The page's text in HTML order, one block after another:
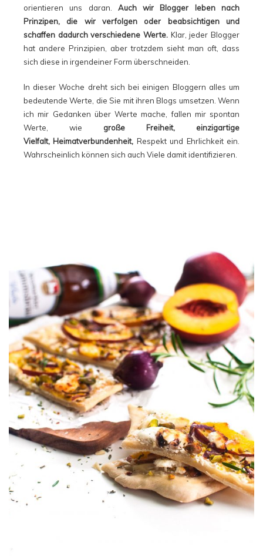
orientieren uns daran. Auch wir Blogger leben nach
Prinzipen, die wir verfolgen oder beabsichtigen und
schaffen dadurch verschiedene Werte. Klar, jeder Blogger
hat andere Prinzipien, aber trotzdem sieht man oft, dass
sich diese in irgendeiner Form überschneiden.
In dieser Woche dreht sich bei einigen Bloggern alles um
bedeutende Werte, die Sie mit ihren Blogs umsetzen. Wenn
ich mir Gedanken über Werte mache, fallen mir spontan
Werte, wie große Freiheit, einzigartige
Vielfalt, Heimatverbundenheit, Respekt und Ehrlichkeit ein.
Wahrscheinlich können sich auch Viele damit identifizieren.